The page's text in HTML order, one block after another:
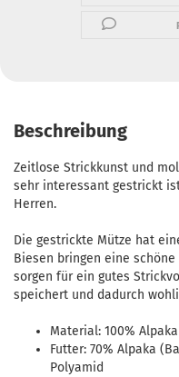
Beschreibung
Zeitlose Strickkunst und
sehr interessant gestrickt
Herren.
Die gestrickte Mütze hat
Biesen bringen eine
sorgen für ein gutes
speichert und dadurch
Material: 100%
Futter: 70% Alpaka
Polyamid